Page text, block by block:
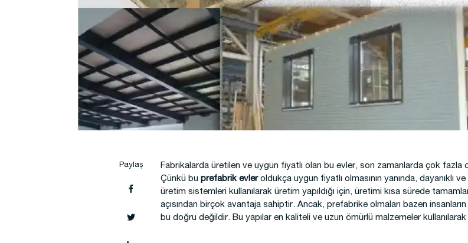
Şantiye Mobilizasyon Şantiye Kamp Binaları
Fabrikalarda üretilen ve uygun fiyatlı olan bu evler, son zamanlarda çok
Çünkü bu prefabrik evleroldukça uygun fiyatlı olmasının yanında, dayanıklı
üretim sistemleri kullanılarak üretim yapıldığı için, üretimi kısa sürede
açısından birçok avantaja sahiptir. Ancak, prefabrike olmaları bazen
bu doğru değildir. Bu yapılar en kaliteli ve uzun ömürlü malzemeler
Paylaş